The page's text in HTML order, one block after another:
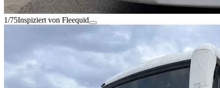
1/75Inspiziert von Fleequid